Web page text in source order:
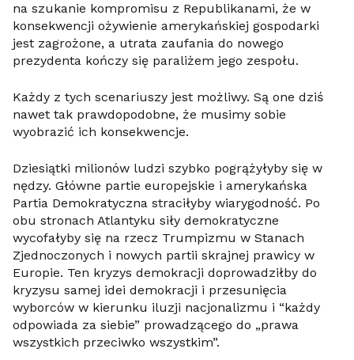
na szukanie kompromisu z Republikanami, że w
konsekwencji ożywienie amerykańskiej gospodarki
jest zagrożone, a utrata zaufania do nowego
prezydenta kończy się paraliżem jego zespołu.
Każdy z tych scenariuszy jest możliwy. Są one dziś
nawet tak prawdopodobne, że musimy sobie
wyobrazić ich konsekwencje.
Dziesiątki milionów ludzi szybko pogrążyłyby się w
nędzy. Główne partie europejskie i amerykańska
Partia Demokratyczna straciłyby wiarygodność. Po
obu stronach Atlantyku siły demokratyczne
wycofałyby się na rzecz Trumpizmu w Stanach
Zjednoczonych i nowych partii skrajnej prawicy w
Europie. Ten kryzys demokracji doprowadziłby do
kryzysu samej idei demokracji i przesunięcia
wyborców w kierunku iluzji nacjonalizmu i “każdy
odpowiada za siebie” prowadzącego do „prawa
wszystkich przeciwko wszystkim”.